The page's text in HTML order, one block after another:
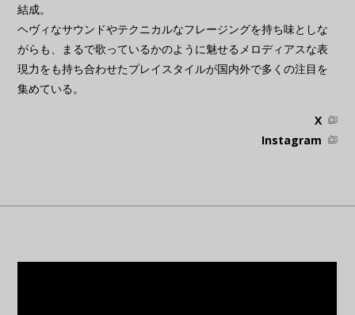
結成。
ヘヴィなサウンドやテクニカルなフレージングを持ち味としな
がらも、まるで歌っているかのように魅せるメロディアスな表
現力をも持ち合わせたプレイスタイルが国内外で多くの注目を
集めている。
X
Instagram